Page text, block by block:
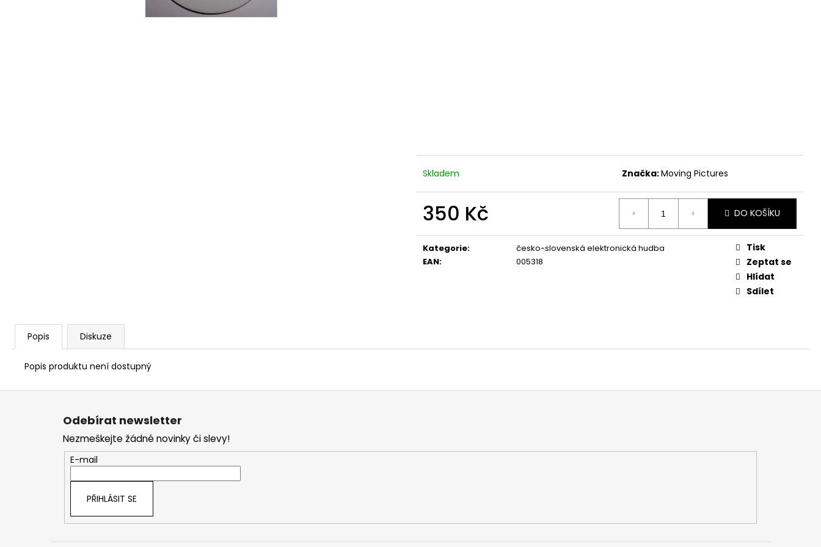
Skladem Značka:Moving Pictures
350 Kč
cena:
DO KOŠÍKU
Kategorie:
česko-slovenská elektronická hudba
EAN: 005318
Tisk
Zeptat se
Hlídat
Sdílet
Popis Diskuze
Popis produktu není dostupný
Z
Odebírat newsletter
Nezmeškejte žádné novinky či slevy!
E-mail
PŘIHLÁSIT SE